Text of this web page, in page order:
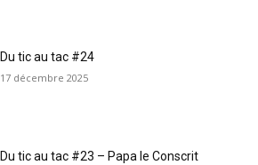
Du tic au tac #24
17 décembre 2025
Du tic au tac #23 – Papa le Conscrit